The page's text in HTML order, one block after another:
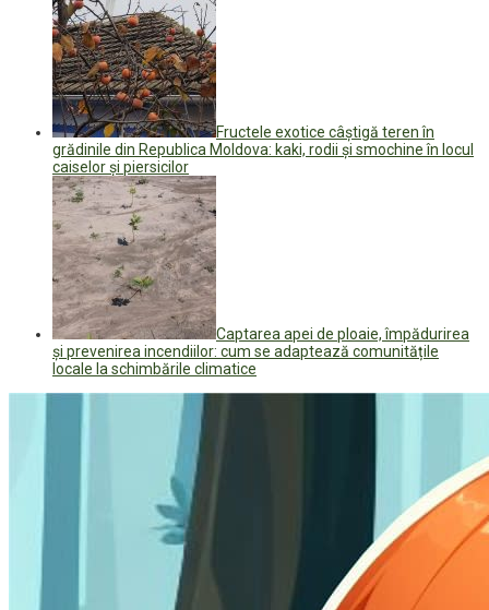
Fructele exotice câștigă teren în
grădinile din Republica Moldova: kaki, rodii și smochine în locul
caiselor și piersicilor
Captarea apei de ploaie, împădurirea
și prevenirea incendiilor: cum se adaptează comunitățile
locale la schimbările climatice